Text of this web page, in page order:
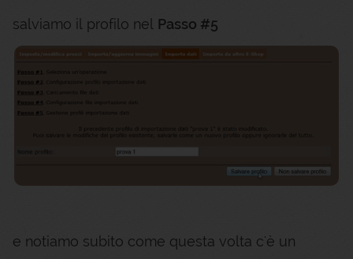
salviamo il profilo nel Passo #5
e notiamo subito come questa volta c'è un